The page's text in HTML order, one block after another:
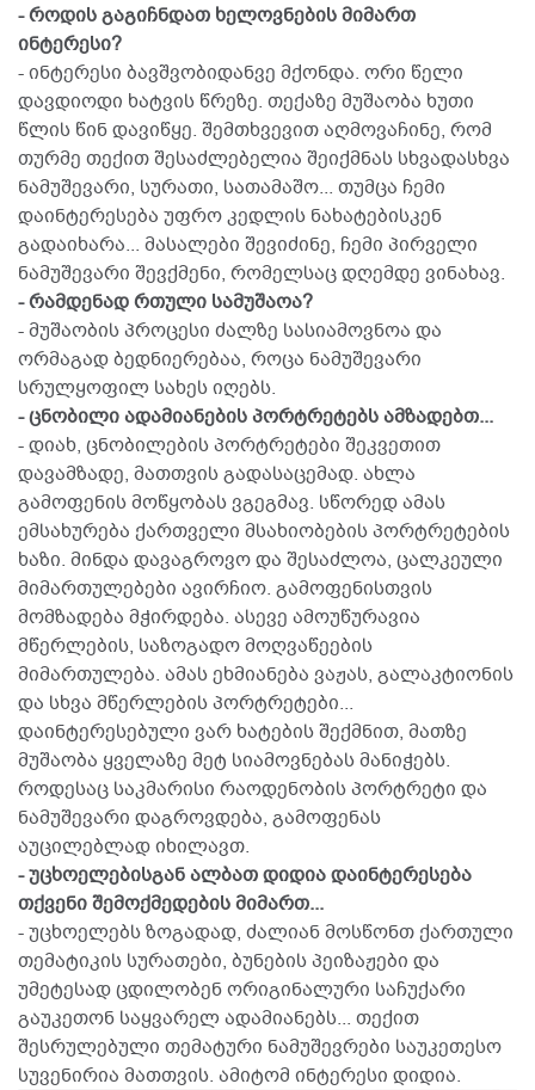
- როდის გაგიჩნდათ ხელოვნების მიმართ
ინტერესი?
- ინტერესი ბავშვობიდანვე მქონდა. ორი წელი
დავდიოდი ხატვის წრეზე. თექაზე მუშაობა ხუთი
წლის წინ დავიწყე. შემთხვევით აღმოვაჩინე, რომ
თურმე თექით შესაძლებელია შეიქმნას სხვადასხვა
ნამუშევარი, სურათი, სათამაშო... თუმცა ჩემი
დაინტერესება უფრო კედლის ნახატებისკენ
გადაიხარა... მასალები შევიძინე, ჩემი პირველი
ნამუშევარი შევქმენი, რომელსაც დღემდე ვინახავ.
- რამდენად რთული სამუშაოა?
- მუშაობის პროცესი ძალზე სასიამოვნოა და
ორმაგად ბედნიერებაა, როცა ნამუშევარი
სრულყოფილ სახეს იღებს.
- ცნობილი ადამიანების პორტრეტებს ამზადებთ...
- დიახ, ცნობილების პორტრეტები შეკვეთით
დავამზადე, მათთვის გადასაცემად. ახლა
გამოფენის მოწყობას ვგეგმავ. სწორედ ამას
ემსახურება ქართველი მსახიობების პორტრეტების
ხაზი. მინდა დავაგროვო და შესაძლოა, ცალკეული
მიმართულებები ავირჩიო. გამოფენისთვის
მომზადება მჭირდება. ასევე ამოუწურავია
მწერლების, საზოგადო მოღვაწეების
მიმართულება. ამას ეხმიანება ვაჟას, გალაკტიონის
და სხვა მწერლების პორტრეტები...
დაინტერესებული ვარ ხატების შექმნით, მათზე
მუშაობა ყველაზე მეტ სიამოვნებას მანიჭებს.
როდესაც საკმარისი რაოდენობის პორტრეტი და
ნამუშევარი დაგროვდება, გამოფენას
აუცილებლად იხილავთ.
- უცხოელებისგან ალბათ დიდია დაინტერესება
თქვენი შემოქმედების მიმართ...
- უცხოელებს ზოგადად, ძალიან მოსწონთ ქართული
თემატიკის სურათები, ბუნების პეიზაჟები და
უმეტესად ცდილობენ ორიგინალური საჩუქარი
გაუკეთონ საყვარელ ადამიანებს... თექით
შესრულებული თემატური ნამუშევრები საუკეთესო
სუვენირია მათთვის. ამიტომ ინტერესი დიდია.